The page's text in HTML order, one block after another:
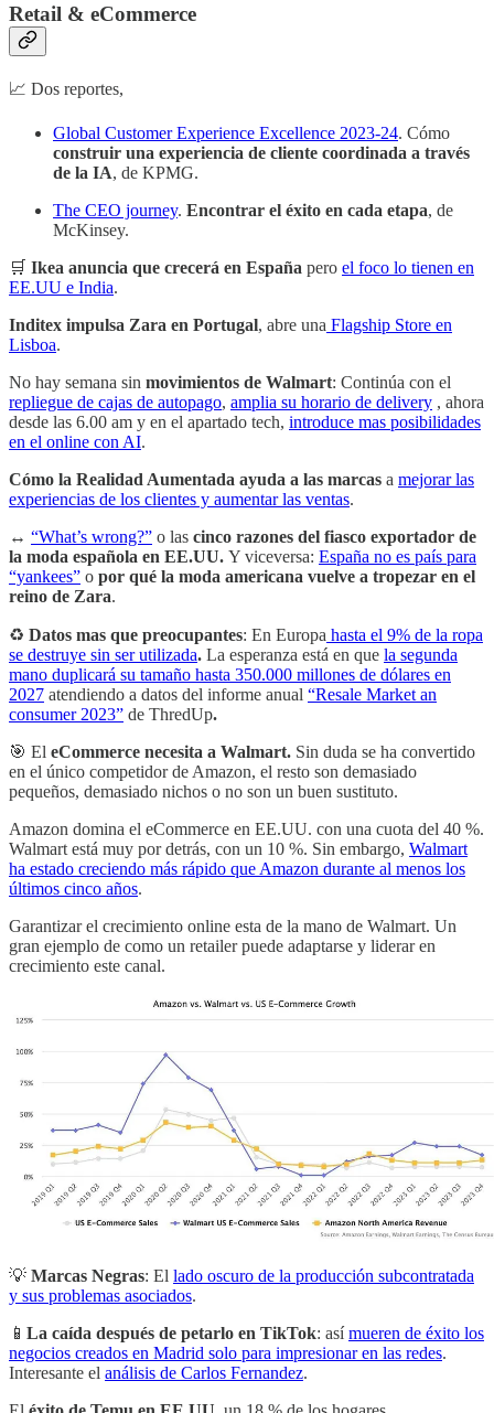
Retail & eCommerce
📈 Dos reportes,
Global Customer Experience Excellence 2023-24. Cómo
construir una experiencia de cliente coordinada a través
de la IA, de KPMG.
The CEO journey. Encontrar el éxito en cada etapa, de
McKinsey.
🛒 Ikea anuncia que crecerá en España pero el foco lo tienen en
EE.UU e India.
Inditex impulsa Zara en Portugal, abre una Flagship Store en
Lisboa.
No hay semana sin movimientos de Walmart: Continúa con el
repliegue de cajas de autopago, amplia su horario de delivery , ahora
desde las 6.00 am y en el apartado tech, introduce mas posibilidades
en el online con AI.
Cómo la Realidad Aumentada ayuda a las marcas a mejorar las
experiencias de los clientes y aumentar las ventas.
↔️ “What’s wrong?” o las cinco razones del fiasco exportador de
la moda española en EE.UU. Y viceversa: España no es país para
“yankees” o por qué la moda americana vuelve a tropezar en el
reino de Zara.
♻️ Datos mas que preocupantes: En Europa hasta el 9% de la ropa
se destruye sin ser utilizada. La esperanza está en que la segunda
mano duplicará su tamaño hasta 350.000 millones de dólares en
2027 atendiendo a datos del informe anual “Resale Market an
consumer 2023” de ThredUp.
🎯 El eCommerce necesita a Walmart. Sin duda se ha convertido
en el único competidor de Amazon, el resto son demasiado
pequeños, demasiado nichos o no son un buen sustituto.
Amazon domina el eCommerce en EE.UU. con una cuota del 40 %.
Walmart está muy por detrás, con un 10 %. Sin embargo, Walmart
ha estado creciendo más rápido que Amazon durante al menos los
últimos cinco años.
Garantizar el crecimiento online esta de la mano de Walmart. Un
gran ejemplo de como un retailer puede adaptarse y liderar en
crecimiento este canal.
💡 Marcas Negras: El lado oscuro de la producción subcontratada
y sus problemas asociados.
📱 La caída después de petarlo en TikTok: asímueren de éxito los
negocios creados en Madrid solo para impresionar en las redes.
Interesante el análisis de Carlos Fernandez.